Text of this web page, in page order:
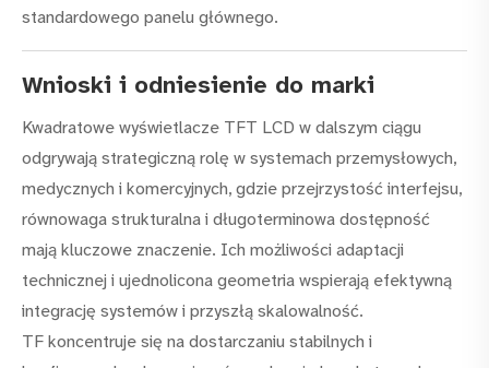
standardowego panelu głównego.
Wnioski i odniesienie do marki
Kwadratowe wyświetlacze TFT LCD w dalszym ciągu
odgrywają strategiczną rolę w systemach przemysłowych,
medycznych i komercyjnych, gdzie przejrzystość interfejsu,
równowaga strukturalna i długoterminowa dostępność
mają kluczowe znaczenie. Ich możliwości adaptacji
technicznej i ujednolicona geometria wspierają efektywną
integrację systemów i przyszłą skalowalność.
TF koncentruje się na dostarczaniu stabilnych i